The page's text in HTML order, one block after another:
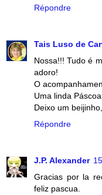
Répondre
Tais Luso de
Nossa!!! Tudo é
adoro!
O
Uma linda
Deixo um
Répondre
J.P. Alexander
Gracias por la
feliz pascua.